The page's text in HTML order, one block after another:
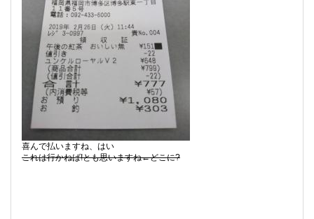
喜んで払いますね、はい
これは行かねば!とも思いますね←どこに?